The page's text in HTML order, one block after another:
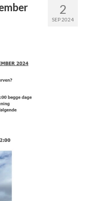
2
SEP 2024